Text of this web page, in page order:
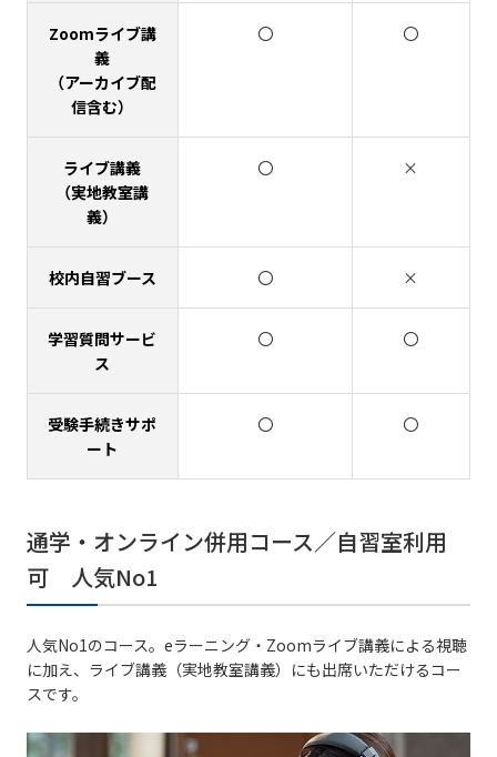
Zoomライブ講
義
（アーカイブ配
信含む）
〇 〇
ライブ講義
（実地教室講
義）
〇 ×
校内自習ブース 〇 ×
学習質問サービ
ス
〇 〇
受験手続きサポ
ート
〇 〇
通学・オンライン併用コース／自習室利用
可 人気No1
人気No1のコース。eラーニング・Zoomライブ講義による視聴
に加え、ライブ講義（実地教室講義）にも出席いただけるコー
スです。